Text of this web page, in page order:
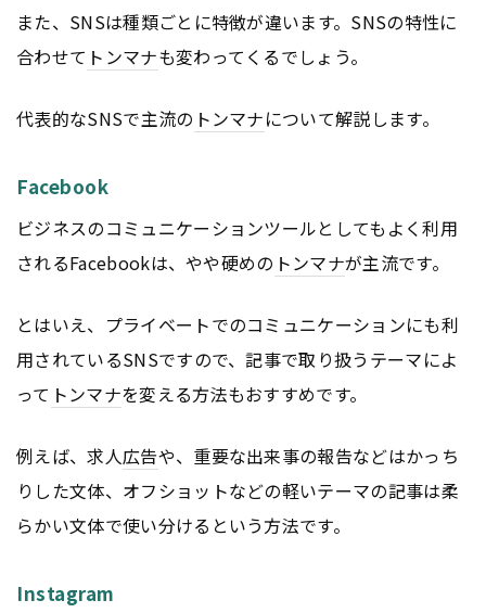
また、SNSは種類ごとに特徴が違います。SNSの特性に
合わせて トンマナも変わってくるでしょう。
代表的なSNSで主流の トンマナについて解説します。
Facebook
ビジネスのコミュニケーションツールとしてもよく利用
されるFacebookは、やや硬めの トンマナが主流です。
とはいえ、プライベートでのコミュニケーションにも利
用されているSNSですので、記事で取り扱うテーマによ
って トンマナを変える方法もおすすめです。
例えば、求人広告や、重要な出来事の報告などはかっち
りした文体、オフショットなどの軽いテーマの記事は柔
らかい文体で使い分けるという方法です。
Instagram